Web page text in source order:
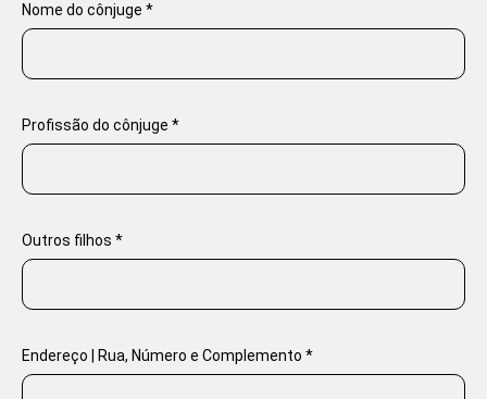
Nome do cônjuge *
Profissão do cônjuge *
Outros filhos *
Endereço | Rua, Número e Complemento *